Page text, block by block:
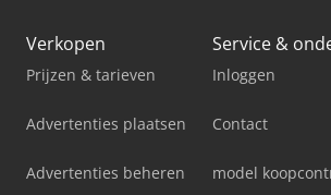
Verkopen
Prijzen & tarieven
Advertenties plaatsen
Advertenties beheren
Service &
Inloggen
Contact
model